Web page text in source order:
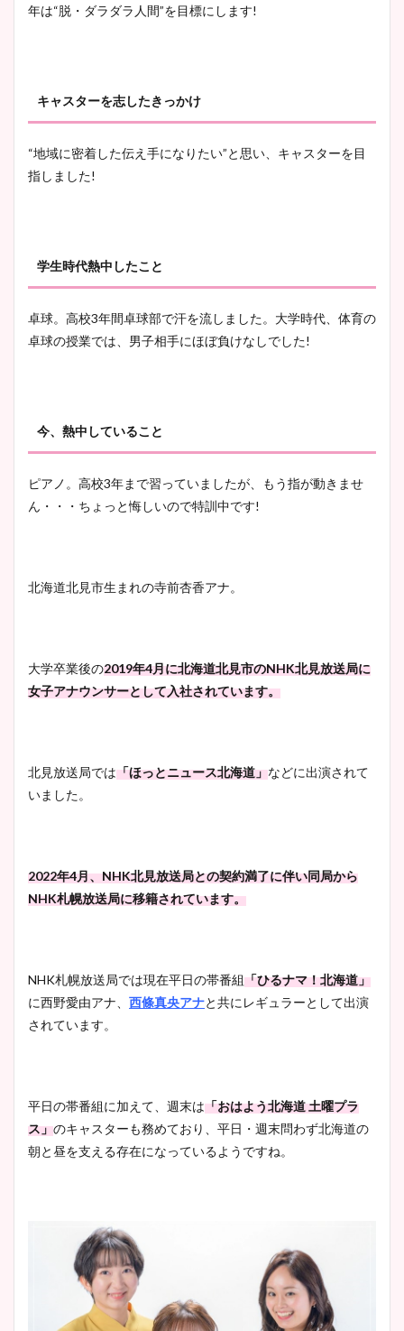
年は“脱・ダラダラ人間”を目標にします!
キャスターを志したきっかけ
“地域に密着した伝え手になりたい”と思い、キャスターを目
指しました!
学生時代熱中したこと
卓球。高校3年間卓球部で汗を流しました。大学時代、体育の
卓球の授業では、男子相手にほぼ負けなしでした!
今、熱中していること
ピアノ。高校3年まで習っていましたが、もう指が動きませ
ん・・・ちょっと悔しいので特訓中です!
北海道北見市生まれの寺前杏香アナ。
大学卒業後の2019年4月に北海道北見市のNHK北見放送局に
女子アナウンサーとして入社されています。
北見放送局では「ほっとニュース北海道」などに出演されて
いました。
2022年4月、NHK北見放送局との契約満了に伴い同局から
NHK札幌放送局に移籍されています。
NHK札幌放送局では現在平日の帯番組「ひるナマ！北海道」
に西野愛由アナ、 西條真央アナと共にレギュラーとして出演
されています。
平日の帯番組に加えて、週末は「おはよう北海道 土曜プラ
ス」のキャスターも務めており、平日・週末問わず北海道の
朝と昼を支える存在になっているようですね。